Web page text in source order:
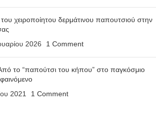
χειροποίητου δερμάτινου παπουτσιού στην
2026
1 Comment
το “παπούτσι του κήπου” στο παγκόσμιο
2021
1 Comment